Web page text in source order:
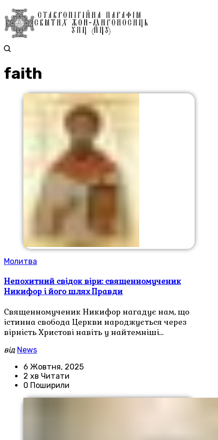
faith
Молитва
Непохитний свідок віри: священномученик
Никифор і його шлях Правди
Священномученик Никифор нагадує нам, що
істинна свобода Церкви народжується через
вірність Христові навіть у найтемніші…
від News
6 Жовтня, 2025
2 хв Читати
0 Поширили